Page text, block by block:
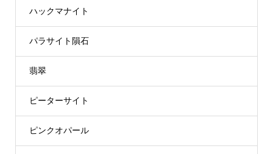
ハックマナイト
パラサイト隕石
翡翠
ピーターサイト
ピンクオパール